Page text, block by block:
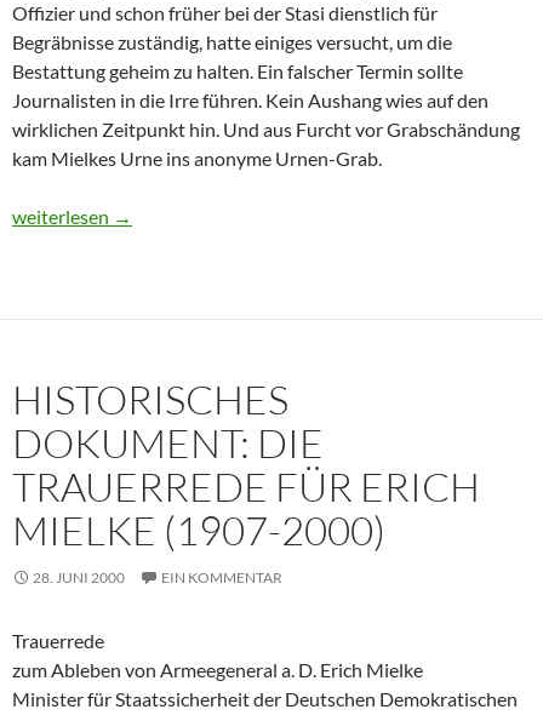
Offizier und schon früher bei der Stasi dienstlich für
Begräbnisse zuständig, hatte einiges versucht, um die
Bestattung geheim zu halten. Ein falscher Termin sollte
Journalisten in die Irre führen. Kein Aushang wies auf den
wirklichen Zeitpunkt hin. Und aus Furcht vor Grabschändung
kam Mielkes Urne ins anonyme Urnen-Grab.
Erich Mielke: Wer weinte um den Herrn der Angst?
weiterlesen →
HISTORISCHES
DOKUMENT: DIE
TRAUERREDE FÜR ERICH
MIELKE (1907-2000)
28. JUNI 2000 EIN KOMMENTAR
Trauerrede
zum Ableben von Armeegeneral a. D. Erich Mielke
Minister für Staatssicherheit der Deutschen Demokratischen